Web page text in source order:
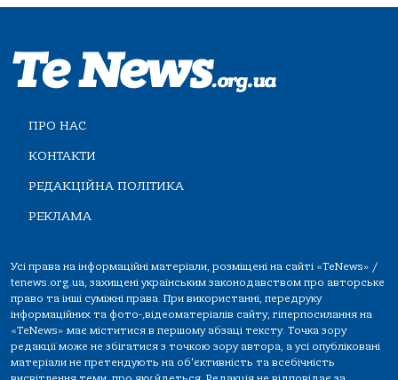
ПРО НАС
КОНТАКТИ
РЕДАКЦІЙНА ПОЛІТИКА
РЕКЛАМА
Усі права на інформаційні матеріали, розміщені на сайті «TeNews» /
tenews.org.ua, захищені українським законодавством про авторське
право та інші суміжні права. При використанні, передруку
інформаційних та фото-,відеоматеріалів сайту, гіперпосилання на
«TeNews» має міститися в першому абзаці тексту. Точка зору
редакції може не збігатися з точкою зору автора, а усі опубліковані
матеріали не претендують на об'єктивність та всебічність